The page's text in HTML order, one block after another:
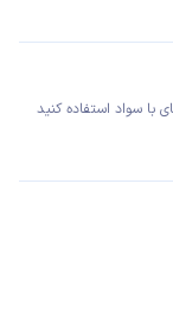
با سواد استفاده کنید